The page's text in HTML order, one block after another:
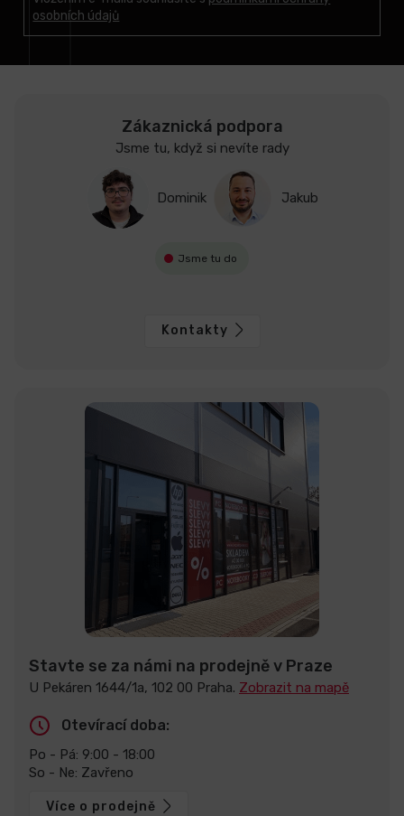
osobních údajů
Zákaznická podpora
Jsme tu, když si nevíte rady
Dominik Jakub
Jsme tu do
Kontakty
Stavte se za námi na prodejně v Praze
U Pekáren 1644/1a, 102 00 Praha. Zobrazit na mapě
Otevírací doba:
Po - Pá: 9:00 - 18:00
So - Ne: Zavřeno
Více o prodejně